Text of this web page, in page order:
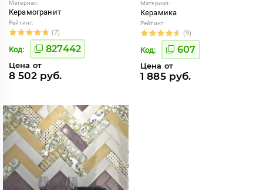
Материал:
Керамогранит
Рейтинг:
(7)
Код: 827442
Цена от
8 502 руб.
Материал:
Керамика
Рейтинг:
(9)
Код: 607
Цена от
1 885 руб.